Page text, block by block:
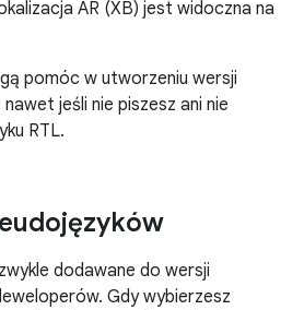
AR (XB) jest widoczna na
pomóc w utworzeniu wersji
jeśli nie piszesz ani nie
RTL.
dodawane do wersji
Gdy wybierzesz